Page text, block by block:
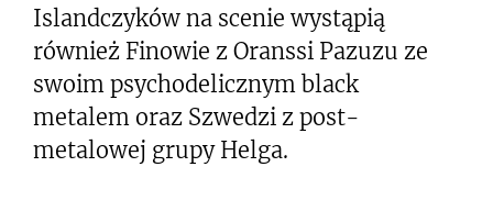
Islandczyków na scenie wystąpią
również Finowie z Oranssi Pazuzu ze
swoim psychodelicznym black
metalem oraz Szwedzi z post-
metalowej grupy Helga.